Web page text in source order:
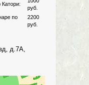
руб.
по
2200
руб.
д.7А,